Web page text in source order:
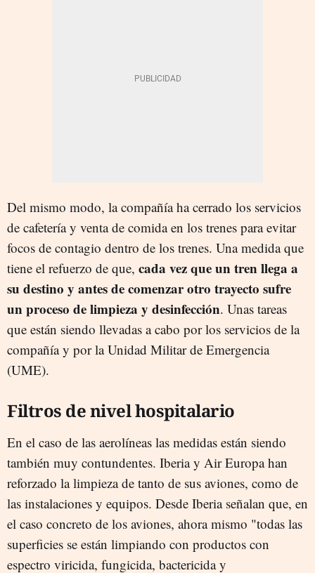
Del mismo modo, la compañía ha cerrado los servicios
de cafetería y venta de comida en los trenes para evitar
focos de contagio dentro de los trenes. Una medida que
tiene el refuerzo de que, cada vez que un tren llega a
su destino y antes de comenzar otro trayecto sufre
un proceso de limpieza y desinfección. Unas tareas
que están siendo llevadas a cabo por los servicios de la
compañía y por la Unidad Militar de Emergencia
(UME).
Filtros de nivel hospitalario
En el caso de las aerolíneas las medidas están siendo
también muy contundentes. Iberia y Air Europa han
reforzado la limpieza de tanto de sus aviones, como de
las instalaciones y equipos. Desde Iberia señalan que, en
el caso concreto de los aviones, ahora mismo "todas las
superficies se están limpiando con productos con
espectro viricida, fungicida, bactericida y